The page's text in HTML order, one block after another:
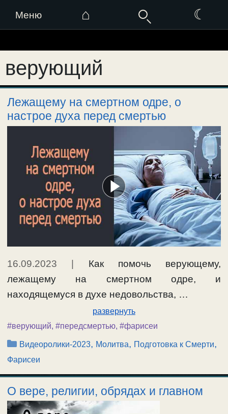
Меню ⌂ ☾
к
содержимому
верующий
Лежащему на смертном одре, о
настрое духа перед смертью
16.09.2023 | Как помочь верующему,
лежащему на смертном одре, и
находящемуся в духе недовольства, …
развернуть
#верующий, #передсмертью, #фарисеи
Рубрики
Видеоролики-2023, Молитва, Подготовка к Смерти,
Фарисеи
О вере, религии, обрядах и главном